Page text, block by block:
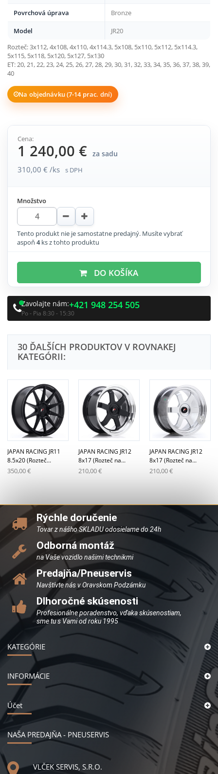
Povrchová úprava Bronze
Model
JR20
Rozteč: 3x112, 4x108, 4x110, 4x114.3, 5x108, 5x110, 5x112, 5x114.3,
5x115, 5x118, 5x120, 5x127, 5x130
ET: 20, 21, 22, 23, 24, 25, 26, 27, 28, 29, 30, 31, 32, 33, 34, 35, 36, 37, 38, 39,
40
Na objednávku (7-14 prac. dní)
Cena:
1 240,00 € za sadu
310,00 € /ks s DPH
Množstvo
Tento produkt nie je samostatne predajný. Musíte vybrať
aspoň 4ks z tohto produktu
DO KOŠÍKA
Zavolajte nám:+421 948 254 505
Po - Pia 8:30 - 15:30
30 ĎALŠÍCH PRODUKTOV V ROVNAKEJ
KATEGÓRII:
JAPAN RACING JR11
8.5x20 (Rozteč...
350,00 €
JAPAN RACING JR12
8x17 (Rozteč na...
210,00 €
JAPAN RACING JR12
8x17 (Rozteč na...
210,00 €
Rýchle doručenie
Tovar z nášho SKLADU odosielame do 24h
Odborná montáž
na Vaše vozidlo našimi technikmi
Predajňa/Pneuservis
Navštívte nás v Oravskom Podzámku
Dlhoročné skúsenosti
Profesionálne poradenstvo, vďaka skúsenostiam,
sme tu s Vami od roku 1995
KATEGÓRIE
INFORMÁCIE
Účet
NAŠA PREDAJŇA - PNEUSERVIS
VLČEK SERVIS, S.R.O.